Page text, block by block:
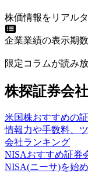
株価情報をリアル
企業業績の表示期
限定コラムが読み
株探証券会
米国株おすすめの
情報力や手数料、
会社ランキング
NISAおすすめ証券
NISA(ニーサ)を始